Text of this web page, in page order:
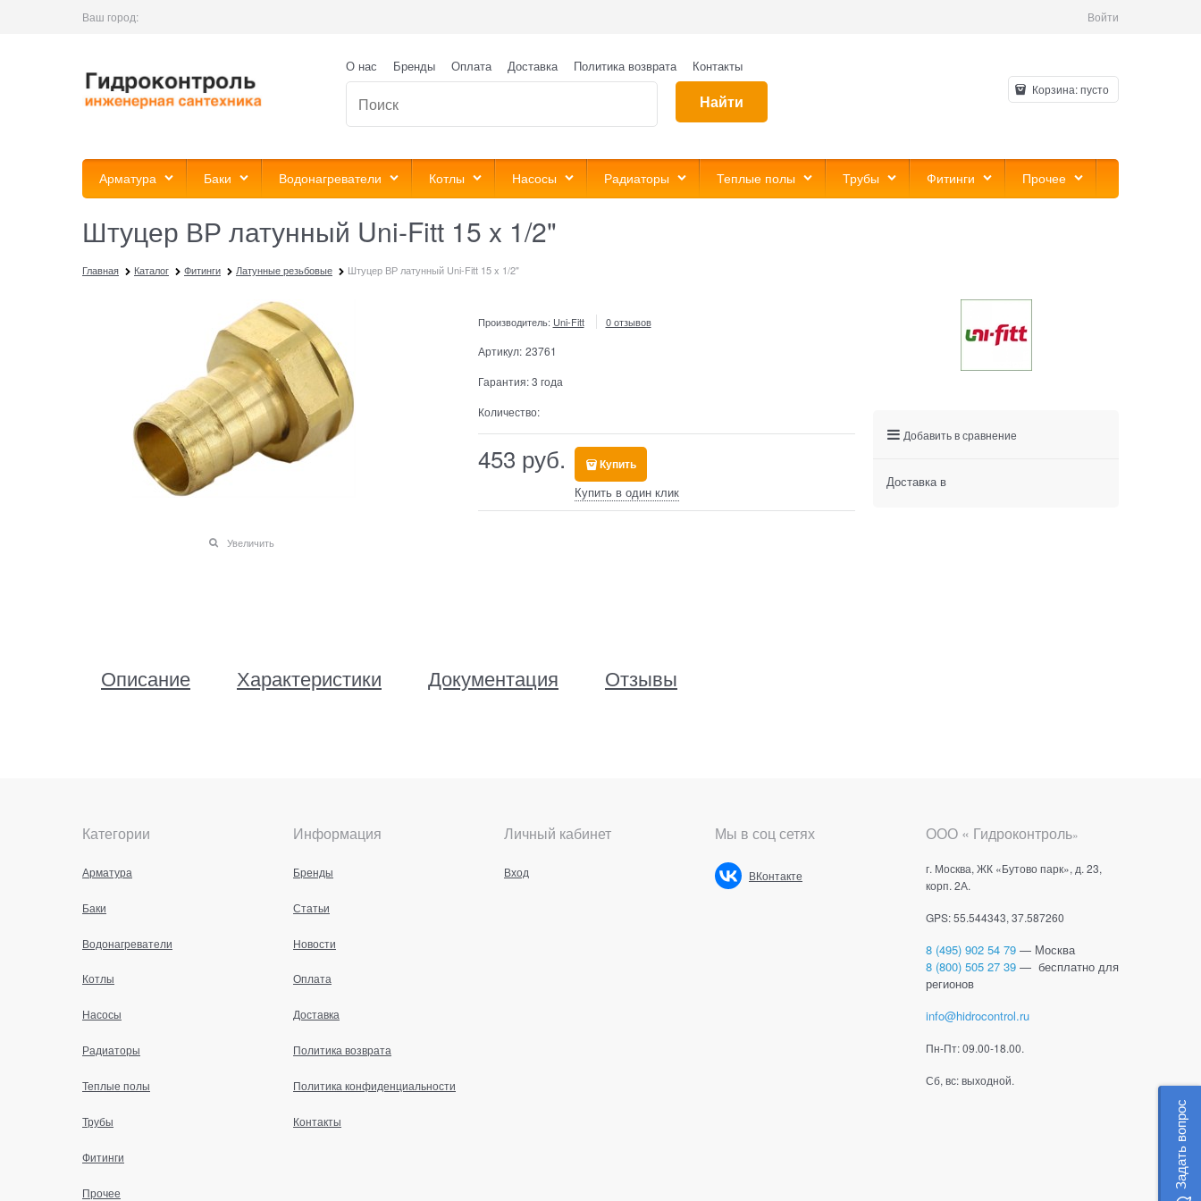
Ваш город: Войти
О нас Бренды Оплата Доставка Политика возврата Контакты
Найти
Корзина:пусто
Арматура Баки Водонагреватели Котлы Насосы Радиаторы Теплые полы Трубы Фитинги Прочее
Штуцер ВР латунный Uni-Fitt 15 x 1/2"
Главная Каталог Фитинги Латунные резьбовые Штуцер ВР латунный Uni-Fitt 15 x 1/2"
Увеличить
Производитель: Uni-Fitt 0 отзывов
Артикул: 23761
Гарантия:3 года
Количество:
453 руб. Купить
Купить в один клик
Описание Характеристики Документация Отзывы
Добавить в сравнение
Доставка в
Категории
Арматура
Баки
Водонагреватели
Котлы
Насосы
Радиаторы
Теплые полы
Трубы
Фитинги
Прочее
Информация
Бренды
Статьи
Новости
Оплата
Доставка
Политика возврата
Политика конфиденциальности
Контакты
Личный кабинет
Вход
Мы в соц сетях
ВКонтакте
ООО « Гидроконтроль»
г. Москва, ЖК «Бутово парк», д. 23,
корп. 2А.
GPS: 55.544343, 37.587260
8 (495) 902 54 79 — Москва
8 (800) 505 27 39 — бесплатно для
регионов
info@hidrocontrol.ru
Пн-Пт: 09.00-18.00.
Сб, вс: выходной.
Задать вопрос